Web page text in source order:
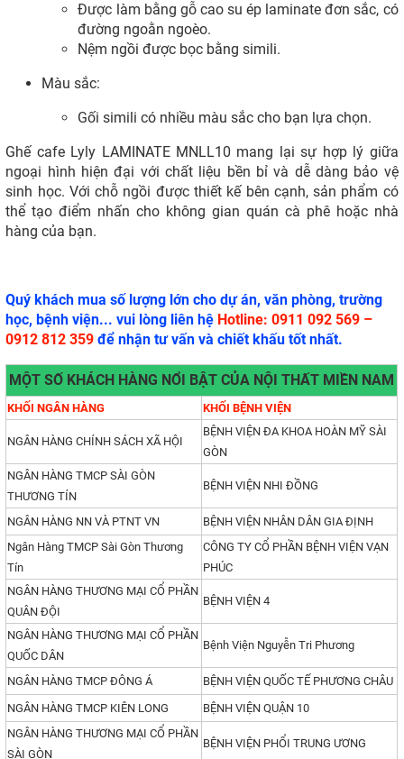
Được làm bằng gỗ cao su ép laminate đơn sắc, có
đường ngoằn ngoèo.
Nệm ngồi được bọc bằng simili.
Màu sắc:
Gối simili có nhiều màu sắc cho bạn lựa chọn.
Ghế cafe Lyly LAMINATE MNLL10 mang lại sự hợp lý giữa
ngoại hình hiện đại với chất liệu bền bỉ và dễ dàng bảo vệ
sinh học. Với chỗ ngồi được thiết kế bên cạnh, sản phẩm có
thể tạo điểm nhấn cho không gian quán cà phê hoặc nhà
hàng của bạn.
Quý khách mua số lượng lớn cho dự án, văn phòng, trường
học, bệnh viện... vui lòng liên hệ Hotline: 0911 092 569 –
0912 812 359 để nhận tư vấn và chiết khấu tốt nhất.
MỘT SỐ KHÁCH HÀNG NỔI BẬT CỦA NỘI THẤT MIỀN NAM
KHỐI NGÂN HÀNG KHỐI BỆNH VIỆN
NGÂN HÀNG CHÍNH SÁCH XÃ HỘI
BỆNH VIỆN ĐA KHOA HOÀN MỸ SÀI
GÒN
NGÂN HÀNG TMCP SÀI GÒN
THƯƠNG TÍN
BỆNH VIỆN NHI ĐỒNG
NGÂN HÀNG NN VÀ PTNT VN
BỆNH VIỆN NHÂN DÂN GIA ĐỊNH
Ngân Hàng TMCP Sài Gòn Thương
Tín
CÔNG TY CỔ PHẦN BỆNH VIỆN VẠN
PHÚC
NGÂN HÀNG THƯƠNG MẠI CỔ PHẦN
QUÂN ĐỘI
BỆNH VIỆN 4
NGÂN HÀNG THƯƠNG MẠI CỔ PHẦN
QUỐC DÂN
Bệnh Viện Nguyễn Tri Phương
NGÂN HÀNG TMCP ĐÔNG Á
BỆNH VIỆN QUỐC TẾ PHƯƠNG CHÂU
NGÂN HÀNG TMCP KIÊN LONG
BỆNH VIỆN QUẬN 10
NGÂN HÀNG THƯƠNG MẠI CỔ PHẦN
SÀI GÒN
BỆNH VIỆN PHỔI TRUNG ƯƠNG